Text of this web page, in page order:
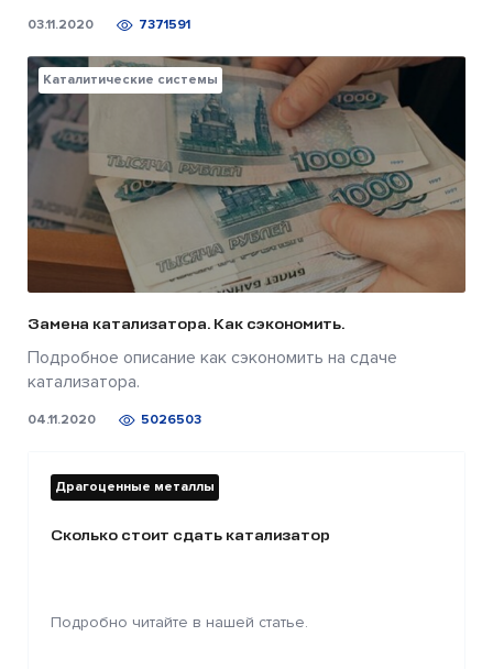
03.11.2020 7371591
Каталитические системы
Замена катализатора. Как сэкономить.
Подробное описание как сэкономить на сдаче
катализатора.
04.11.2020 5026503
Драгоценные металлы
Сколько стоит сдать катализатор
Подробно читайте в нашей статье.